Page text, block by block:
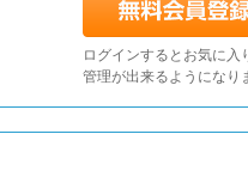
ログインするとお気に入
管理が出来るようになり